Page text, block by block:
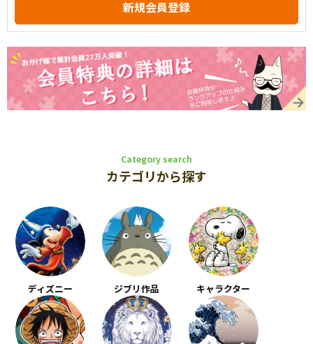
Category search
カテゴリから探す
ディズニー ジブリ作品 キャラクター